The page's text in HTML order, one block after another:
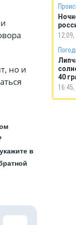
но и
в
40